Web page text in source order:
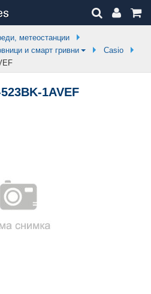
метеостанции
и смарт гривни
Casio
1AVEF